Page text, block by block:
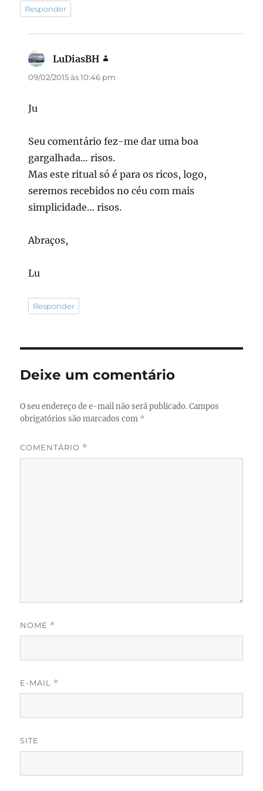
Responder
LuDiasBH
09/02/2015 às 10:46 pm
Ju
Seu comentário fez-me dar uma boa
gargalhada… risos.
Mas este ritual só é para os ricos, logo,
seremos recebidos no céu com mais
simplicidade… risos.
Abraços,
Lu
Responder
Deixe um comentário
O seu endereço de e-mail não será publicado. Campos
obrigatórios são marcados com *
COMENTÁRIO *
NOME *
E-MAIL *
SITE